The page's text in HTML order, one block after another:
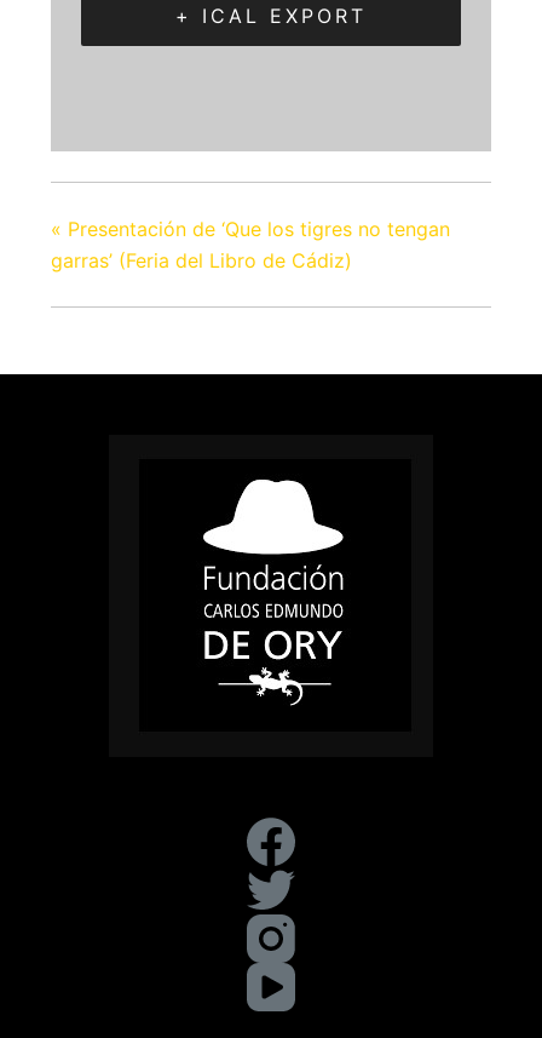
+ ICAL EXPORT
« Presentación de ‘Que los tigres no tengan
garras’ (Feria del Libro de Cádiz)